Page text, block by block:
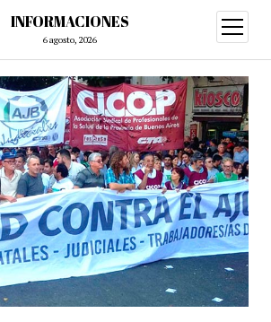
INFORMACIONES
6 agosto, 2026
abrir
menú